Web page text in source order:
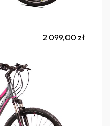
2 099,00 zł